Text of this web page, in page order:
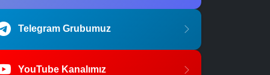
Telegram Grubumuz
YouTube Kanalımız